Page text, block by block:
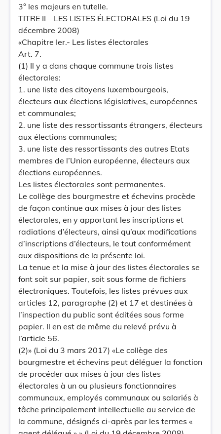
3° les majeurs en tutelle.
TITRE II – LES LISTES ÉLECTORALES (Loi du 19
décembre 2008)
«Chapitre Ier.- Les listes électorales
Art. 7.
(1) Il y a dans chaque commune trois listes
électorales:
1. une liste des citoyens luxembourgeois,
électeurs aux élections législatives, européennes
et communales;
2. une liste des ressortissants étrangers, électeurs
aux élections communales;
3. une liste des ressortissants des autres Etats
membres de l’Union européenne, électeurs aux
élections européennes.
Les listes électorales sont permanentes.
Le collège des bourgmestre et échevins procède
de façon continue aux mises à jour des listes
électorales, en y apportant les inscriptions et
radiations d’électeurs, ainsi qu’aux modifications
d’inscriptions d’électeurs, le tout conformément
aux dispositions de la présente loi.
La tenue et la mise à jour des listes électorales se
font soit sur papier, soit sous forme de fichiers
électroniques. Toutefois, les listes prévues aux
articles 12, paragraphe (2) et 17 et destinées à
l’inspection du public sont éditées sous forme
papier. Il en est de même du relevé prévu à
l’article 56.
(2)» (Loi du 3 mars 2017) «Le collège des
bourgmestre et échevins peut déléguer la fonction
de procéder aux mises à jour des listes
électorales à un ou plusieurs fonctionnaires
communaux, employés communaux ou salariés à
tâche principalement intellectuelle au service de
la commune, désignés ci-après par les termes «